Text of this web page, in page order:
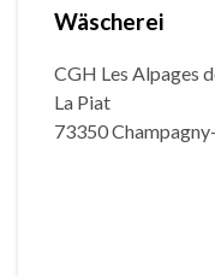
Wäscherei
CGH Les Alpages
La Piat
73350